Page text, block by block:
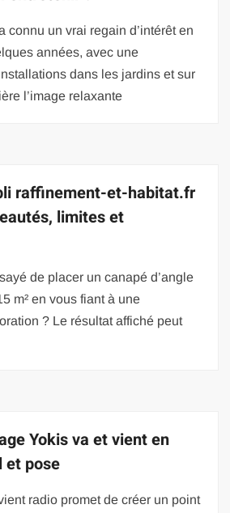
connu un vrai regain d’intérêt en
années, avec une
dans les jardins et sur
l’image relaxante
raffinement-et-habitat.fr
limites et
de placer un canapé d’angle
m² en vous fiant à une
? Le résultat affiché peut
Yokis va et vient en
et pose
radio promet de créer un point